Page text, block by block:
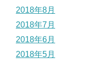
2018年8月
2018年7月
2018年6月
2018年5月